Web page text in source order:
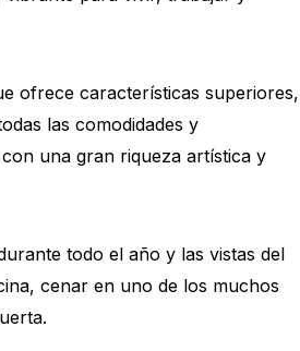
ofrece características superiores,
las comodidades y
una gran riqueza artística y
todo el año y las vistas del
cenar en uno de los muchos